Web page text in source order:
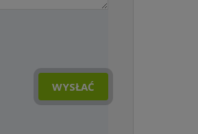
WYSŁAĆ